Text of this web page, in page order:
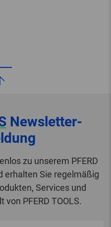
Newsletter-
zu unserem PFERD
erhalten Sie regelmäßig
Services und
PFERD TOOLS.